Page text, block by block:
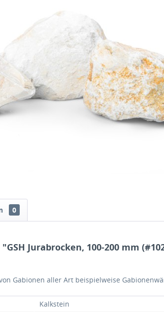
0
Jurabrocken, 100-200 mm
Gabionen aller Art beispielweise
Kalkstein